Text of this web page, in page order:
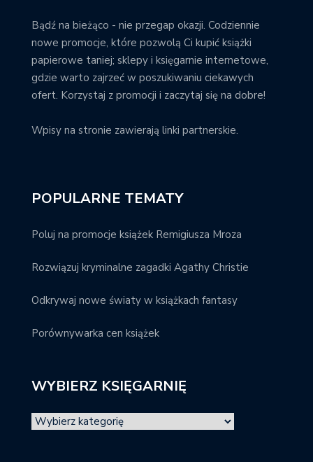
Bądź na bieżąco - nie przegap okazji. Codziennie
nowe promocje, które pozwolą Ci kupić książki
papierowe taniej; sklepy i księgarnie internetowe,
gdzie warto zajrzeć w poszukiwaniu ciekawych
ofert. Korzystaj z promocji i zaczytaj się na dobre!
Wpisy na stronie zawierają linki partnerskie.
POPULARNE TEMATY
Poluj na promocje książek Remigiusza Mroza
Rozwiązuj kryminalne zagadki Agathy Christie
Odkrywaj nowe światy w książkach fantasy
Porównywarka cen książek
WYBIERZ KSIĘGARNIĘ